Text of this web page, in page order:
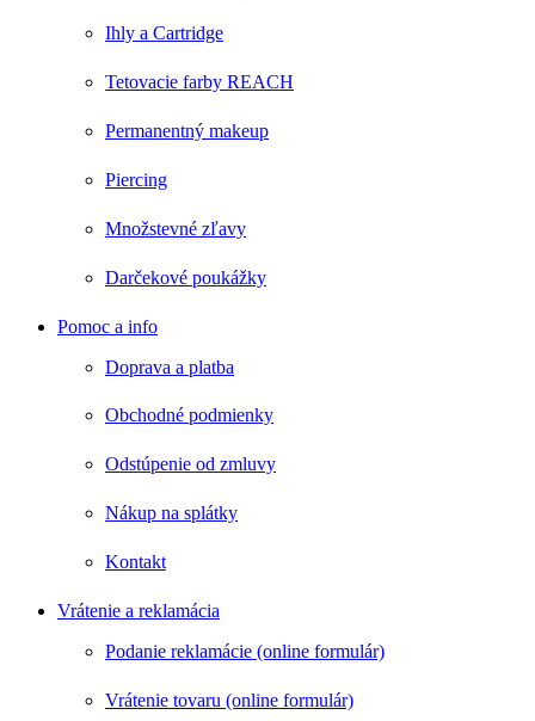
Ihly a Cartridge
Tetovacie farby REACH
Permanentný makeup
Piercing
Množstevné zľavy
Darčekové poukážky
Pomoc a info
Doprava a platba
Obchodné podmienky
Odstúpenie od zmluvy
Nákup na splátky
Kontakt
Vrátenie a reklamácia
Podanie reklamácie (online formulár)
Vrátenie tovaru (online formulár)